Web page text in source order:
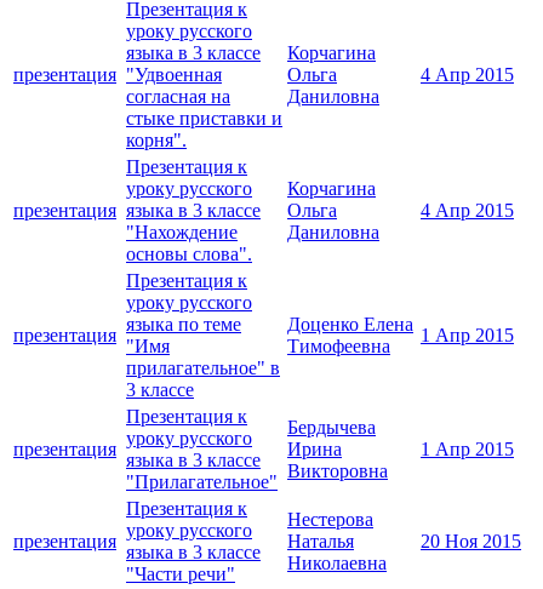
презентация
Презентация к
уроку русского
языка в 3 классе
"Удвоенная
согласная на
стыке приставки и
корня".
Корчагина
Ольга
Даниловна
4 Апр 2015
презентация
Презентация к
уроку русского
языка в 3 классе
"Нахождение
основы слова".
Корчагина
Ольга
Даниловна
4 Апр 2015
презентация
Презентация к
уроку русского
языка по теме
"Имя
прилагательное" в
3 классе
Доценко Елена
Тимофеевна
1 Апр 2015
презентация
Презентация к
уроку русского
языка в 3 классе
"Прилагательное"
Бердычева
Ирина
Викторовна
1 Апр 2015
презентация
Презентация к
уроку русского
языка в 3 классе
"Части речи"
Нестерова
Наталья
Николаевна
20 Ноя 2015